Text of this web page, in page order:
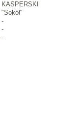
KASPERSKI
"Sokół"
-
-
-